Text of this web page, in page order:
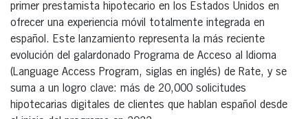
primer prestamista hipotecario en los Estados Unidos en
ofrecer una experiencia móvil totalmente integrada en
español. Este lanzamiento representa la más reciente
evolución del galardonado Programa de Acceso al Idioma
(Language Access Program, siglas en inglés) de Rate, y se
suma a un logro clave: más de 20,000 solicitudes
hipotecarias digitales de clientes que hablan español desde